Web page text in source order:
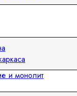
и монолит